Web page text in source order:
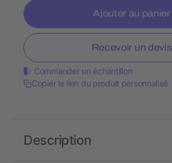
Ajouter au panier
Recevoir un devis
Commander un échantillon
Copier le lien du produit personnalisé
Description